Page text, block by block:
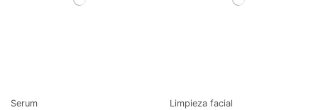
Serum Limpieza facial